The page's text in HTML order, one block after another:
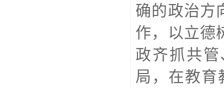
确的政治方
作，以立德
政齐抓共
局，在教育